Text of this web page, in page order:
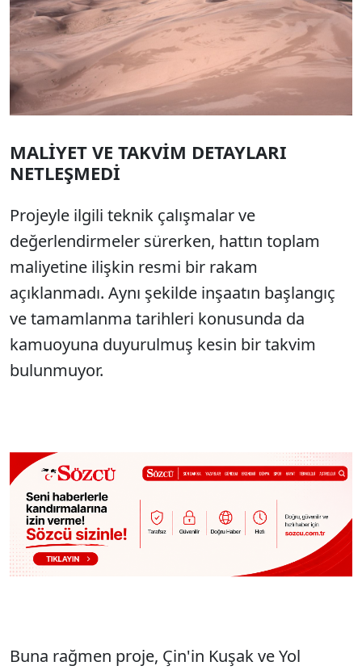
MALİYET VE TAKVİM DETAYLARI
NETLEŞMEDİ
Projeyle ilgili teknik çalışmalar ve
değerlendirmeler sürerken, hattın toplam
maliyetine ilişkin resmi bir rakam
açıklanmadı. Aynı şekilde inşaatın başlangıç
ve tamamlanma tarihleri konusunda da
kamuoyuna duyurulmuş kesin bir takvim
bulunmuyor.
Buna rağmen proje, Çin'in Kuşak ve Yol